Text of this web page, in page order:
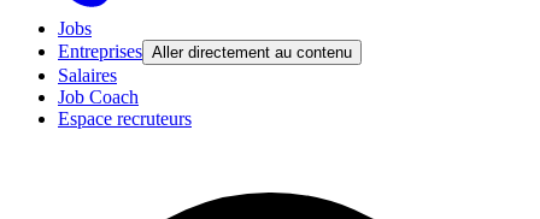
Jobs
Entreprises Aller directement au contenu
Salaires
Job Coach
Espace recruteurs